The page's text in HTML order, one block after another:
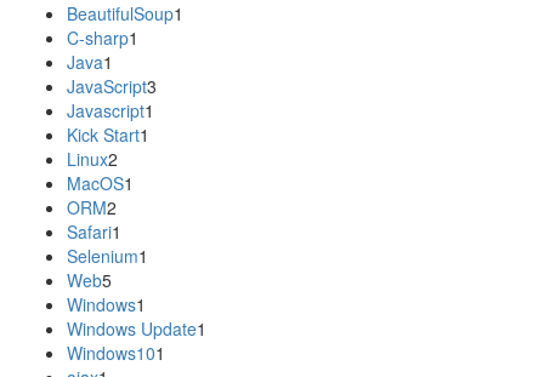
BeautifulSoup1
C-sharp1
Java1
JavaScript3
Javascript1
Kick Start1
Linux2
MacOS1
ORM2
Safari1
Selenium1
Web5
Windows1
Windows Update1
Windows101